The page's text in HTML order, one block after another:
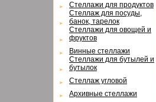
Cтеллажи для продуктов
Cтеллаж для посуды,
банок, тарелок
Cтеллажи для овощей и
фруктов
Винные стеллажи
Cтеллажи для бутылей и
бутылок
Cтеллаж угловой
Архивные стеллажи